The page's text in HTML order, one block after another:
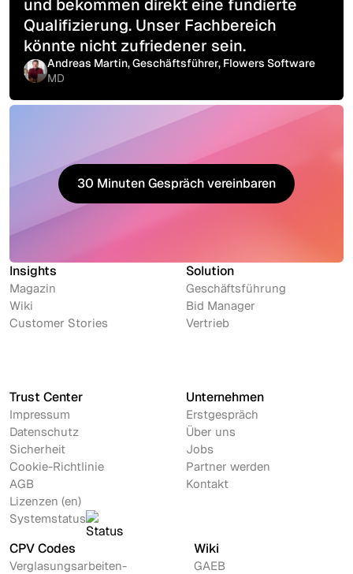
und bekommen direkt eine fundierte
Qualifizierung. Unser Fachbereich
könnte nicht zufriedener sein.
Andreas Martin, Geschäftsführer, Flowers Software
MD
30 Minuten Gespräch vereinbaren
30 Minuten Gespräch vereinbaren
Insights
Magazin
Wiki
Customer Stories
Solution
Geschäftsführung
Bid Manager
Vertrieb
Trust Center
Impressum
Datenschutz
Sicherheit
Cookie-Richtlinie
AGB
Lizenzen (en)
Systemstatus
Unternehmen
Erstgespräch
Über uns
Jobs
Partner werden
Kontakt
CPV Codes
Verglasungsarbeiten-
Wiki
GAEB